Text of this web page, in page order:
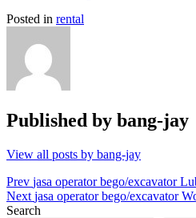
Posted in rental
Published by bang-jay
View all posts by bang-jay
Post
navigation
Prev jasa operator bego/excavator
Next jasa operator bego/excavator
Search